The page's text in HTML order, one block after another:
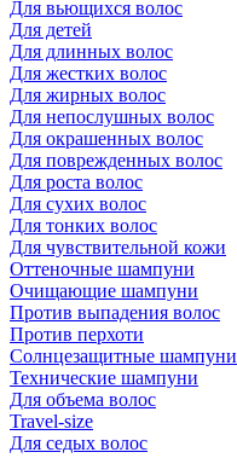
Для вьющихся волос
Для детей
Для длинных волос
Для жестких волос
Для жирных волос
Для непослушных волос
Для окрашенных волос
Для поврежденных волос
Для роста волос
Для сухих волос
Для тонких волос
Для чувствительной кожи
Оттеночные шампуни
Очищающие шампуни
Против выпадения волос
Против перхоти
Солнцезащитные шампуни
Технические шампуни
Для объема волос
Travel-size
Для седых волос